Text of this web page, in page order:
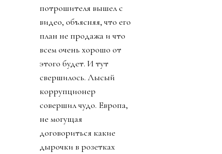
потрошителя вышел с
видео, объясняя, что его
план не продажа и что
всем очень хорошо от
этого будет. И тут
свершилось. Лысый
коррупционер
совершил чудо. Европа,
не могущая
договориться какие
дырочки в розетках